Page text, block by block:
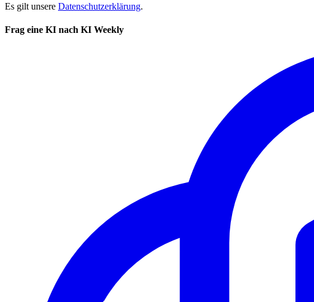
Es gilt unsere Datenschutzerklärung.
Frag eine KI nach KI Weekly